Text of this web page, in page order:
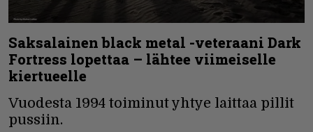
Saksalainen black metal -veteraani Dark
Fortress lopettaa – lähtee viimeiselle
kiertueelle
Vuodesta 1994 toiminut yhtye laittaa pillit
pussiin.